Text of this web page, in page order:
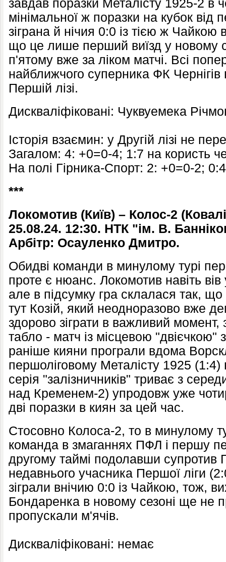
завдав поразки Металісту 1925-2 в
мінімальної ж поразки на кубок від
зіграна й нічия 0:0 із тією ж Чайкою
що це лише перший виїзд у новому
п'ятому вже за ліком матчі. Всі
найближчого суперника ФК
Першій лізі.
Дискваліфіковані: Чуквуемека
Історія взаємин: у Другій лізі не
Загалом: 4: +0=0-4; 1:7 на користь
На полі Гірника-Спорт: 2: +0=0-2; 0:4
***
Локомотив (Київ) – Колос-2
25.08.24. 12:30. НТК "ім. В.
Арбітр: Осауленко Дмитро.
Обидві команди в минулому турі
проте є нюанс. Локомотив навіть
але в підсумку гра склалася так, що
тут Козій, який неодноразово вже
здорово зіграти в важливий момент,
табло - матч із місцевою
раніше кияни програли вдома
першоліговому Металісту 1925 (1:4)
серія "залізничників" триває з
над Кременем-2) упродовж уже
дві поразки в киян за цей час.
Стосовно Колоса-2, то в минулому
команда в змаганнях ПФЛ і першу
другому таймі подолавши супротив
недавнього учасника Першої ліги
зіграли внічию 0:0 із Чайкою, тож,
Бондаренка в новому сезоні ще не
пропускали м'ячів.
Дискваліфіковані: немає